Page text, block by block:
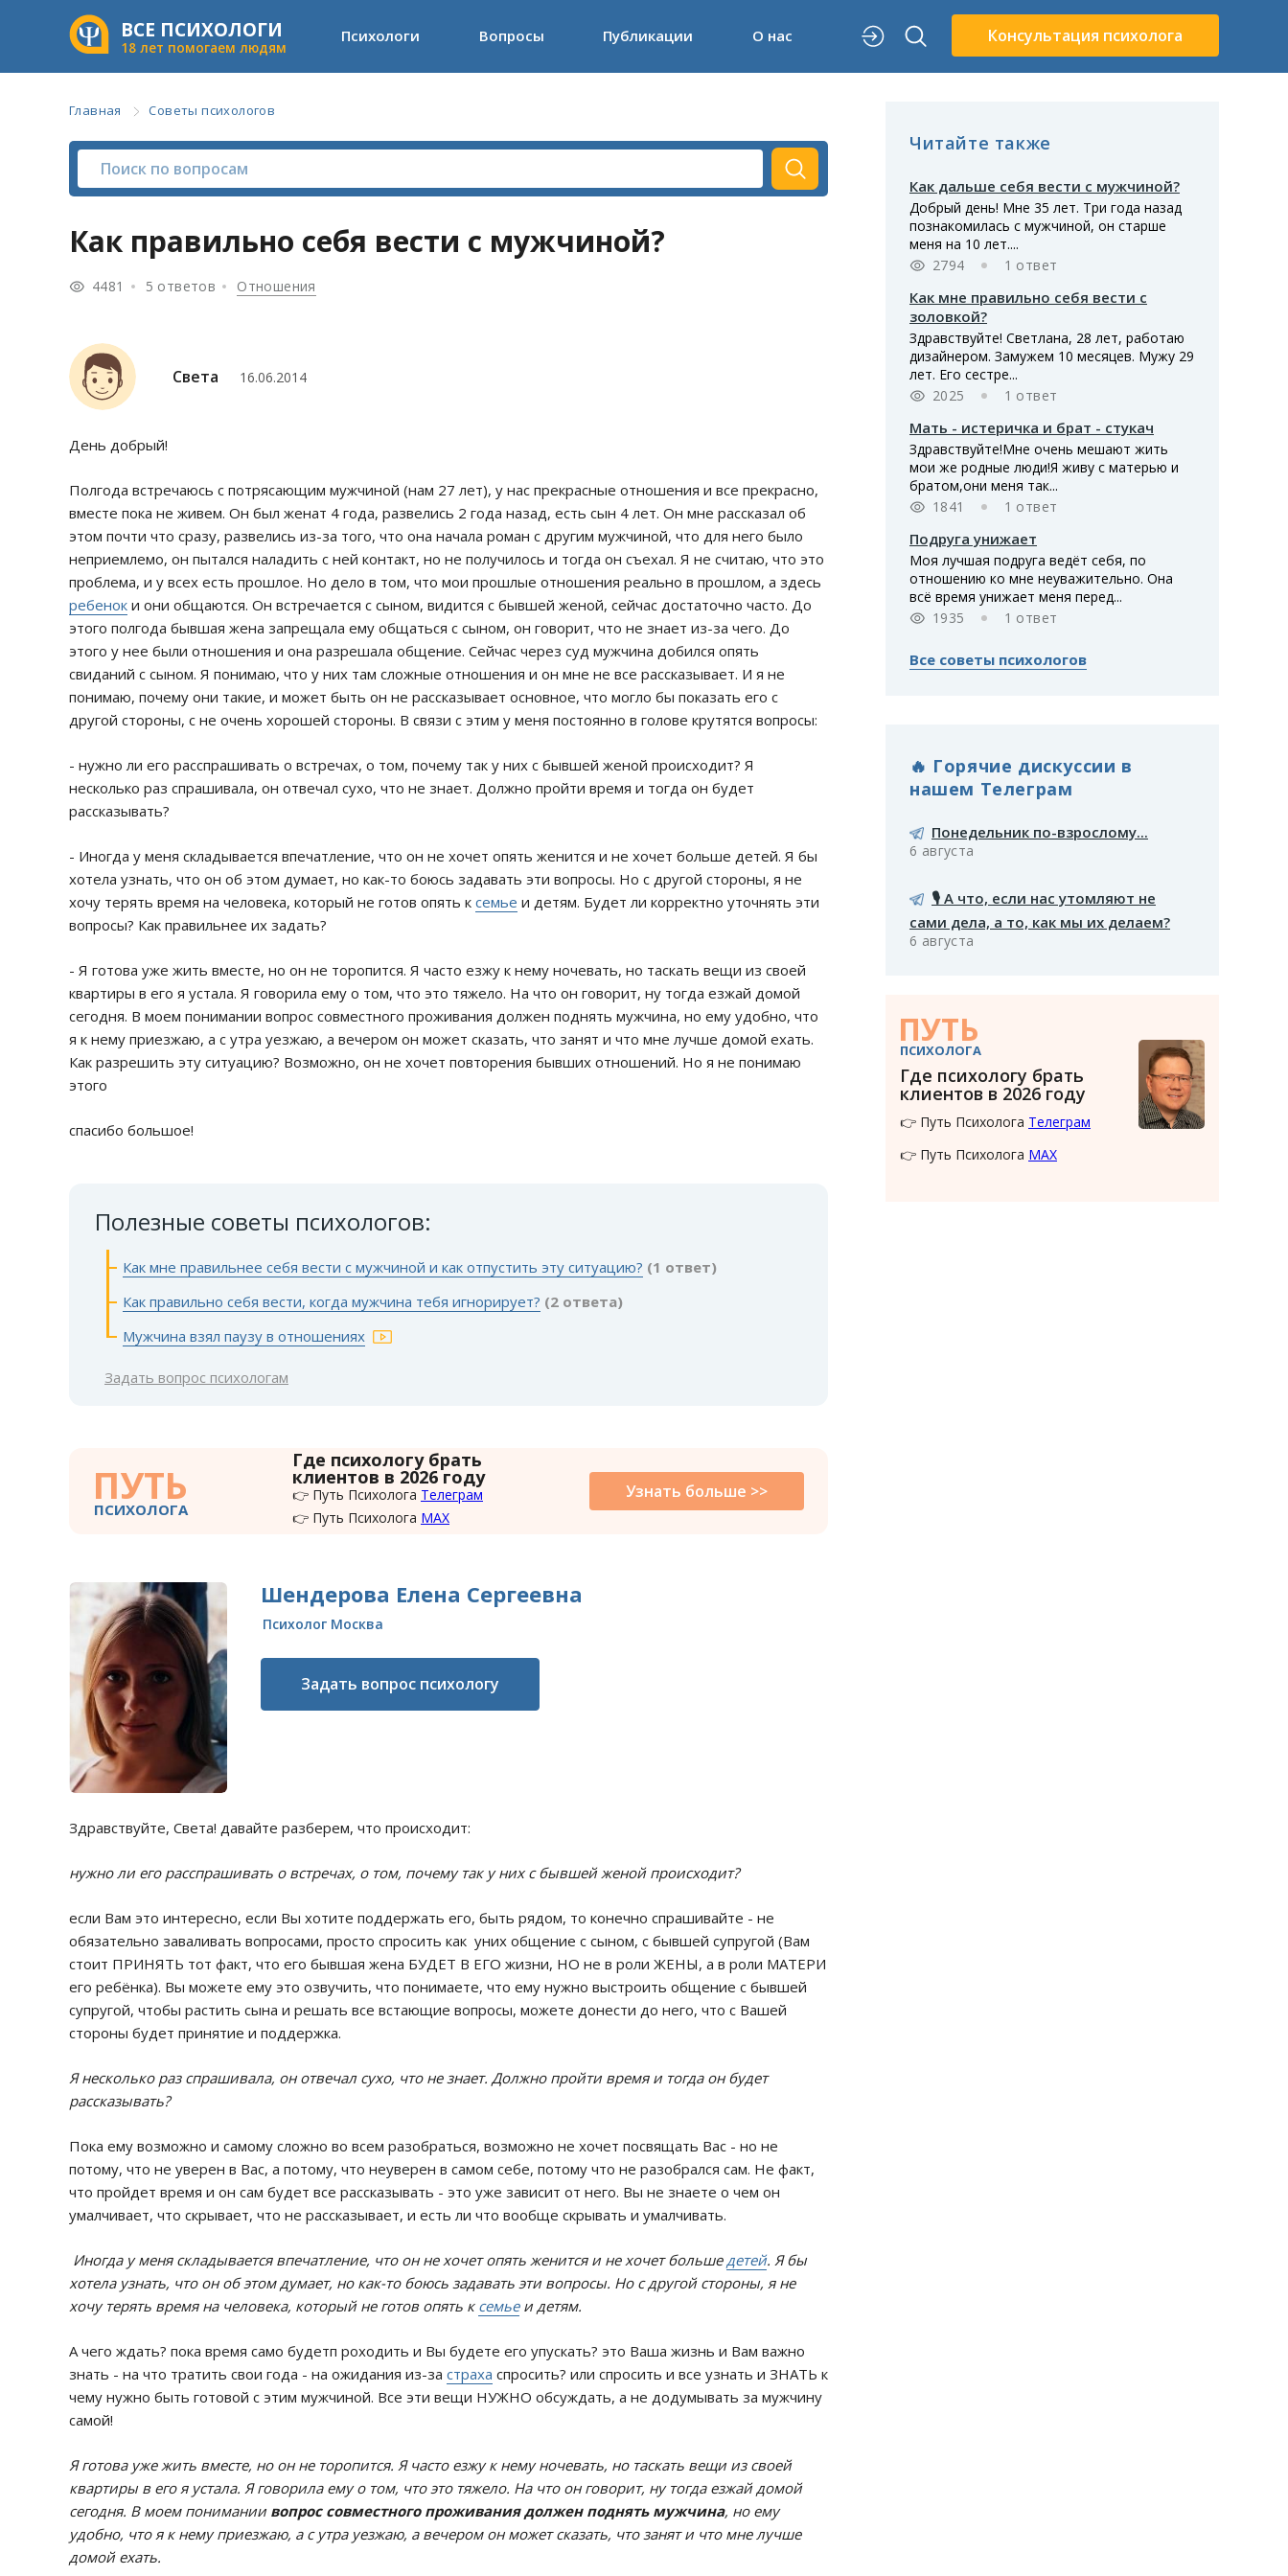
ВСЕ ПСИХОЛОГИ
18 лет помогаем людям
Психологи Вопросы Публикации О нас Консультация психолога
Главная Советы психологов
Как правильно себя вести с мужчиной?
4481 5 ответов Отношения
Света 16.06.2014
День добрый!
Полгода встречаюсь с потрясающим мужчиной (нам 27 лет), у нас прекрасные отношения и все прекрасно,
вместе пока не живем. Он был женат 4 года, развелись 2 года назад, есть сын 4 лет. Он мне рассказал об
этом почти что сразу, развелись из-за того, что она начала роман с другим мужчиной, что для него было
неприемлемо, он пытался наладить с ней контакт, но не получилось и тогда он съехал. Я не считаю, что это
проблема, и у всех есть прошлое. Но дело в том, что мои прошлые отношения реально в прошлом, а здесь
ребенок и они общаются. Он встречается с сыном, видится с бывшей женой, сейчас достаточно часто. До
этого полгода бывшая жена запрещала ему общаться с сыном, он говорит, что не знает из-за чего. До
этого у нее были отношения и она разрешала общение. Сейчас через суд мужчина добился опять
свиданий с сыном. Я понимаю, что у них там сложные отношения и он мне не все рассказывает. И я не
понимаю, почему они такие, и может быть он не рассказывает основное, что могло бы показать его с
другой стороны, с не очень хорошей стороны. В связи с этим у меня постоянно в голове крутятся вопросы:
- нужно ли его расспрашивать о встречах, о том, почему так у них с бывшей женой происходит? Я
несколько раз спрашивала, он отвечал сухо, что не знает. Должно пройти время и тогда он будет
рассказывать?
- Иногда у меня складывается впечатление, что он не хочет опять женится и не хочет больше детей. Я бы
хотела узнать, что он об этом думает, но как-то боюсь задавать эти вопросы. Но с другой стороны, я не
хочу терять время на человека, который не готов опять к семье и детям. Будет ли корректно уточнять эти
вопросы? Как правильнее их задать?
- Я готова уже жить вместе, но он не торопится. Я часто езжу к нему ночевать, но таскать вещи из своей
квартиры в его я устала. Я говорила ему о том, что это тяжело. На что он говорит, ну тогда езжай домой
сегодня. В моем понимании вопрос совместного проживания должен поднять мужчина, но ему удобно, что
я к нему приезжаю, а с утра уезжаю, а вечером он может сказать, что занят и что мне лучше домой ехать.
Как разрешить эту ситуацию? Возможно, он не хочет повторения бывших отношений. Но я не понимаю
этого
спасибо большое!
Полезные советы психологов:
Как мне правильнее себя вести с мужчиной и как отпустить эту ситуацию? (1 ответ)
Как правильно себя вести, когда мужчина тебя игнорирует? (2 ответа)
Мужчина взял паузу в отношениях
Задать вопрос психологам
ПУТЬ
ПСИХОЛОГА
Где психологу брать
клиентов в 2026 году
👉 Путь Психолога Телеграм
👉 Путь Психолога MAX
Узнать больше >>
Шендерова Елена Сергеевна
Психолог Москва
Задать вопрос психологу
Здравствуйте, Света! давайте разберем, что происходит:
нужно ли его расспрашивать о встречах, о том, почему так у них с бывшей женой происходит?
если Вам это интересно, если Вы хотите поддержать его, быть рядом, то конечно спрашивайте - не
обязательно заваливать вопросами, просто спросить как уних общение с сыном, с бывшей супругой (Вам
стоит ПРИНЯТЬ тот факт, что его бывшая жена БУДЕТ В ЕГО жизни, НО не в роли ЖЕНЫ, а в роли МАТЕРИ
его ребёнка). Вы можете ему это озвучить, что понимаете, что ему нужно выстроить общение с бывшей
супругой, чтобы растить сына и решать все встающие вопросы, можете донести до него, что с Вашей
стороны будет принятие и поддержка.
Я несколько раз спрашивала, он отвечал сухо, что не знает. Должно пройти время и тогда он будет
рассказывать?
Пока ему возможно и самому сложно во всем разобраться, возможно не хочет посвящать Вас - но не
потому, что не уверен в Вас, а потому, что неуверен в самом себе, потому что не разобрался сам. Не факт,
что пройдет время и он сам будет все рассказывать - это уже зависит от него. Вы не знаете о чем он
умалчивает, что скрывает, что не рассказывает, и есть ли что вообще скрывать и умалчивать.
Иногда у меня складывается впечатление, что он не хочет опять женится и не хочет большедетей. Я бы
хотела узнать, что он об этом думает, но как-то боюсь задавать эти вопросы. Но с другой стороны, я не
хочу терять время на человека, который не готов опять к семьеи детям.
А чего ждать? пока время само будетп роходить и Вы будете его упускать? это Ваша жизнь и Вам важно
знать - на что тратить свои года - на ожидания из-за страха спросить? или спросить и все узнать и ЗНАТЬ к
чему нужно быть готовой с этим мужчиной. Все эти вещи НУЖНО обсуждать, а не додумывать за мужчину
самой!
Я готова уже жить вместе, но он не торопится. Я часто езжу к нему ночевать, но таскать вещи из своей
квартиры в его я устала. Я говорила ему о том, что это тяжело. На что он говорит, ну тогда езжай домой
сегодня. В моем пониманиивопрос совместного проживания должен поднять мужчина, но ему
удобно, что я к нему приезжаю, а с утра уезжаю, а вечером он может сказать, что занят и что мне лучше
домой ехать.
Читайте также
Как дальше себя вести с мужчиной?
Добрый день! Мне 35 лет. Три года назад
познакомилась с мужчиной, он старше
меня на 10 лет....
2794
1 ответ
Как мне правильно себя вести с
золовкой?
Здравствуйте! Светлана, 28 лет, работаю
дизайнером. Замужем 10 месяцев. Мужу 29
лет. Его сестре...
2025
1 ответ
Мать - истеричка и брат - стукач
Здравствуйте!Мне очень мешают жить
мои же родные люди!Я живу с матерью и
братом,они меня так...
1841
1 ответ
Подруга унижает
Моя лучшая подруга ведёт себя, по
отношению ко мне неуважительно. Она
всё время унижает меня перед...
1935
1 ответ
Все советы психологов
🔥 Горячие дискуссии в
нашем Телеграм
Понедельник по-взрослому...
6 августа
🎙️ А что, если нас утомляют не
сами дела, а то, как мы их делаем?
6 августа
ПУТЬ
ПСИХОЛОГА
Где психологу брать
клиентов в 2026 году
👉 Путь Психолога Телеграм
👉 Путь Психолога MAX